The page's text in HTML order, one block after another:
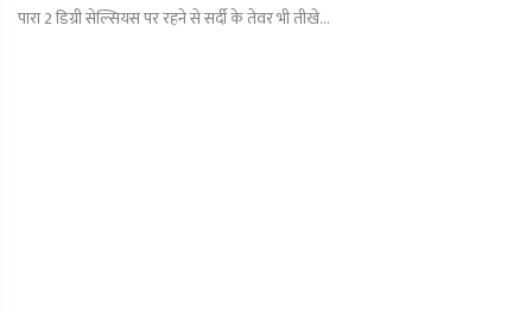
पारा 2 डिग्री सेल्सियस पर रहने से सर्दी के तेवर भी तीखे...